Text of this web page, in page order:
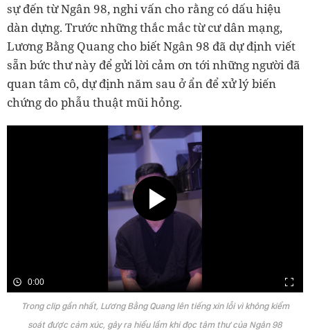
sự đến từ Ngân 98, nghi vấn cho rằng có dấu hiệu
dàn dựng. Trước những thắc mắc từ cư dân mạng,
Lương Bằng Quang cho biết Ngân 98 đã dự định viết
sẵn bức thư này để gửi lời cảm ơn tới những người đã
quan tâm cô, dự định năm sau ở ẩn để xử lý biến
chứng do phẫu thuật mũi hỏng.
0:00
Trong clip gần nhất, Lương Bằng Quang lên tiếng xin lỗi vì không kiểm
soát được cảm xúc, gây ra hiểu lầm khi đọc tâm thư của Ngân 98